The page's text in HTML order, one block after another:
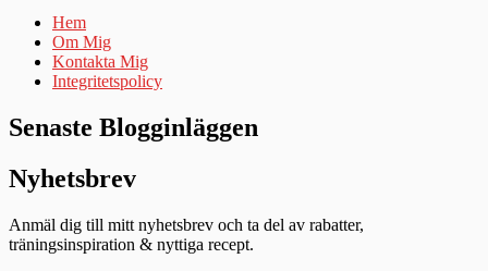
Hem
Om Mig
Kontakta Mig
Integritetspolicy
Senaste Blogginläggen
Nyhetsbrev
Anmäl dig till mitt nyhetsbrev och ta del av rabatter,
träningsinspiration & nyttiga recept.